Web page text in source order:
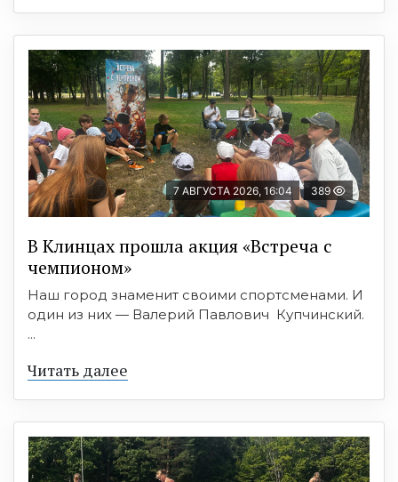
7 АВГУСТА 2026, 16:04 389
В Клинцах прошла акция «Встреча с
чемпионом»
Наш город знаменит своими спортсменами. И
один из них — Валерий Павлович Купчинский.
...
Читать далее